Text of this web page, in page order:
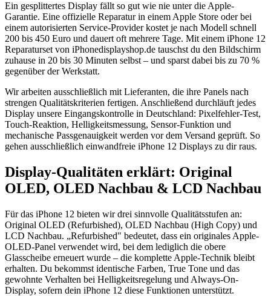
Ein gesplittertes Display fällt so gut wie nie unter die Apple-
Garantie. Eine offizielle Reparatur in einem Apple Store oder bei
einem autorisierten Service-Provider kostet je nach Modell schnell
200 bis 450 Euro und dauert oft mehrere Tage. Mit einem iPhone 12
Reparaturset von iPhonedisplayshop.de tauschst du den Bildschirm
zuhause in 20 bis 30 Minuten selbst – und sparst dabei bis zu 70 %
gegenüber der Werkstatt.
Wir arbeiten ausschließlich mit Lieferanten, die ihre Panels nach
strengen Qualitätskriterien fertigen. Anschließend durchläuft jedes
Display unsere Eingangskontrolle in Deutschland: Pixelfehler-Test,
Touch-Reaktion, Helligkeitsmessung, Sensor-Funktion und
mechanische Passgenauigkeit werden vor dem Versand geprüft. So
gehen ausschließlich einwandfreie iPhone 12 Displays zu dir raus.
Display-Qualitäten erklärt: Original
OLED, OLED Nachbau & LCD Nachbau
Für das iPhone 12 bieten wir drei sinnvolle Qualitätsstufen an:
Original OLED (Refurbished), OLED Nachbau (High Copy) und
LCD Nachbau. „Refurbished" bedeutet, dass ein originales Apple-
OLED-Panel verwendet wird, bei dem lediglich die obere
Glasscheibe erneuert wurde – die komplette Apple-Technik bleibt
erhalten. Du bekommst identische Farben, True Tone und das
gewohnte Verhalten bei Helligkeitsregelung und Always-On-
Display, sofern dein iPhone 12 diese Funktionen unterstützt.